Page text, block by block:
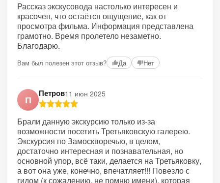
Рассказ экскусовода настолько интересен и
красочен, что остаётся ощущение, как от
просмотра фильма. Информация представлена
грамотно. Время пролетело незаметно.
Благодарю.
Вам был полезен этот отзыв? Да Нет
П
Петров11 июн 2025
Брали данную экскурсию только из-за
возможности посетить Третьяковскую галерею.
Экскурсия по Замоскворечью, в целом,
достаточно интересная и познавательная, но
основной упор, всё таки, делается на Третьяковку,
а вот она уже, конечно, впечатляет!!! Повезло с
гидом (к сожалению, не помню имени), которая